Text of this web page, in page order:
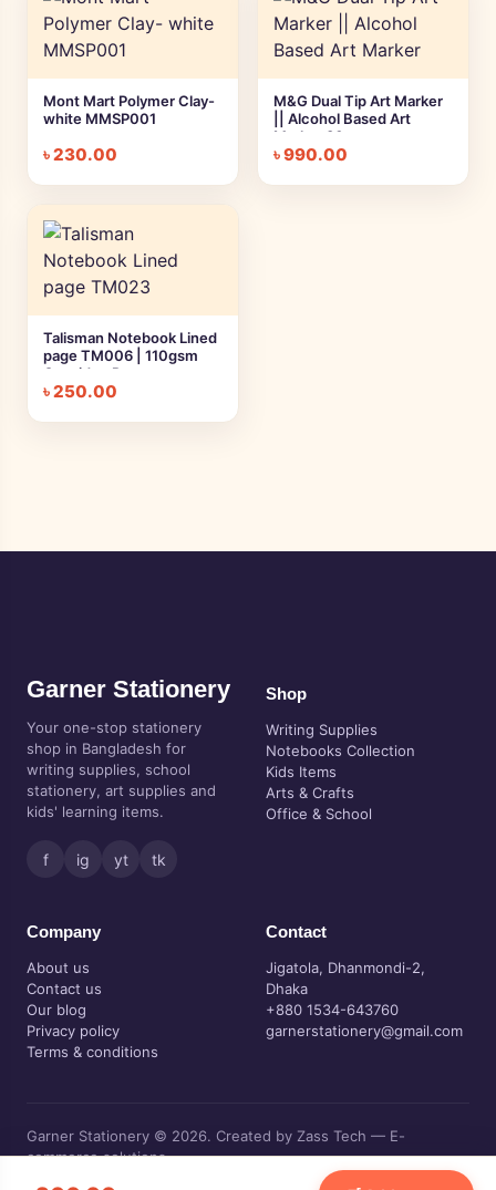
Mont Mart Polymer Clay-
white MMSP001
৳230.00
M&G Dual Tip Art Marker
|| Alcohol Based Art
Marker 30pc
৳990.00
Talisman Notebook Lined
page TM006 | 110gsm
Cartridge Paper
Notebook || Large,
৳250.00
Garner Stationery
Your one-stop stationery
shop in Bangladesh for
writing supplies, school
stationery, art supplies and
kids' learning items.
f ig yt tk
Shop
Writing Supplies
Notebooks Collection
Kids Items
Arts & Crafts
Office & School
Company
About us
Contact us
Our blog
Privacy policy
Terms & conditions
Contact
Jigatola, Dhanmondi-2,
Dhaka
+880 1534-643760
garnerstationery@gmail.com
Garner Stationery © 2026. Created by Zass Tech — E-
commerce solutions.
Visa • Mastercard • bKash • Nagad • Cash on delivery